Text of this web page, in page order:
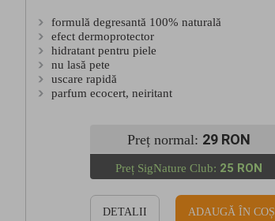
formulă degresantă 100% naturală
efect dermoprotector
hidratant pentru piele
nu lasă pete
uscare rapidă
parfum ecocert, neiritant
Preț normal: 29 RON
Preț SigNature Club: 25 RON
DETALII ADAUGĂ ÎN COȘ